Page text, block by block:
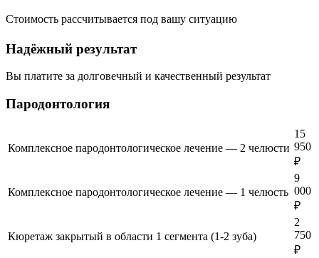
Стоимость рассчитывается под вашу ситуацию
Надёжный результат
Вы платите за долговечный и качественный результат
Пародонтология
Комплексное пародонтологическое лечение — 2 челюсти
15
950
₽
Комплексное пародонтологическое лечение — 1 челюсть
9
000
₽
Кюретаж закрытый в области 1 сегмента (1-2 зуба)
2
750
₽